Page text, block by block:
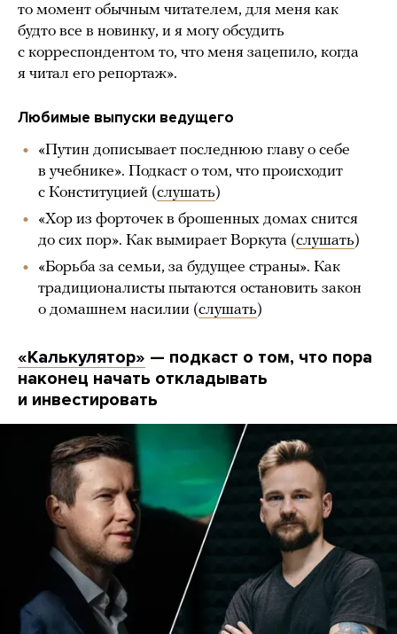
то момент обычным читателем, для меня как
будто все в новинку, и я могу обсудить
с корреспондентом то, что меня зацепило, когда
я читал его репортаж».
Любимые выпуски ведущего
«Путин дописывает последнюю главу о себе
в учебнике». Подкаст о том, что происходит
с Конституцией (слушать)
«Хор из форточек в брошенных домах снится
до сих пор». Как вымирает Воркута (слушать)
«Борьба за семьи, за будущее страны». Как
традиционалисты пытаются остановить закон
о домашнем насилии (слушать)
«Калькулятор» — подкаст о том, что пора
наконец начать откладывать
и инвестировать